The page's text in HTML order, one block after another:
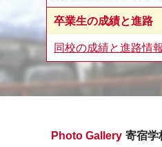
卒業生の成績と進路
同校の成績と進路情
Photo Gallery 寄宿学